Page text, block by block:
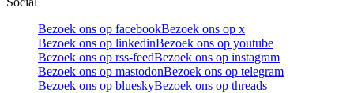
Bezoek ons op facebookBezoek ons op x
Bezoek ons op linkedinBezoek ons op youtube
Bezoek ons op rss-feedBezoek ons op instagram
Bezoek ons op mastodonBezoek ons op telegram
Bezoek ons op blueskyBezoek ons op threads